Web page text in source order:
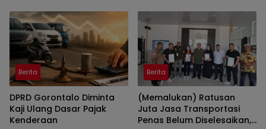
Deprov
Berita
DPRD Gorontalo Diminta
Kaji Ulang Dasar Pajak
Kenderaan
Berita
(Memalukan) Ratusan
Juta Jasa Transportasi
Penas Belum Diselesaikan,